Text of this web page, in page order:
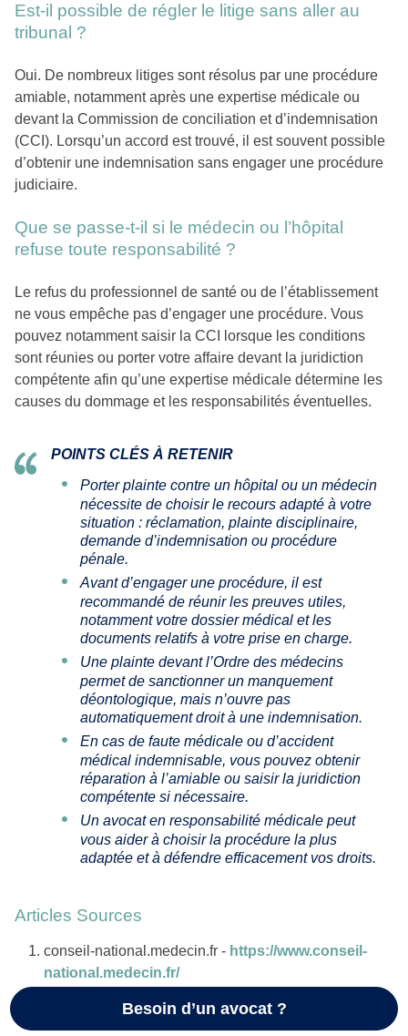
Est-il possible de régler le litige sans aller au
tribunal ?
Oui. De nombreux litiges sont résolus par une procédure
amiable, notamment après une expertise médicale ou
devant la Commission de conciliation et d’indemnisation
(CCI). Lorsqu’un accord est trouvé, il est souvent possible
d’obtenir une indemnisation sans engager une procédure
judiciaire.
Que se passe-t-il si le médecin ou l’hôpital
refuse toute responsabilité ?
Le refus du professionnel de santé ou de l’établissement
ne vous empêche pas d’engager une procédure. Vous
pouvez notamment saisir la CCI lorsque les conditions
sont réunies ou porter votre affaire devant la juridiction
compétente afin qu’une expertise médicale détermine les
causes du dommage et les responsabilités éventuelles.
POINTS CLÉS À RETENIR
Porter plainte contre un hôpital ou un médecin
nécessite de choisir le recours adapté à votre
situation : réclamation, plainte disciplinaire,
demande d’indemnisation ou procédure
pénale.
Avant d’engager une procédure, il est
recommandé de réunir les preuves utiles,
notamment votre dossier médical et les
documents relatifs à votre prise en charge.
Une plainte devant l’Ordre des médecins
permet de sanctionner un manquement
déontologique, mais n’ouvre pas
automatiquement droit à une indemnisation.
En cas de faute médicale ou d’accident
médical indemnisable, vous pouvez obtenir
réparation à l’amiable ou saisir la juridiction
compétente si nécessaire.
Un avocat en responsabilité médicale peut
vous aider à choisir la procédure la plus
adaptée et à défendre efficacement vos droits.
Articles Sources
conseil-national.medecin.fr - https://www.conseil-
national.medecin.fr/
medicaux-indemnis%C3%A9s
Besoin d’un avocat ?